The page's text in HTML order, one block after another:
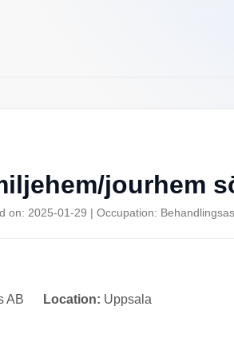
jourhem
on: 2025-01-29 | Occupation:
AB Location: Uppsala